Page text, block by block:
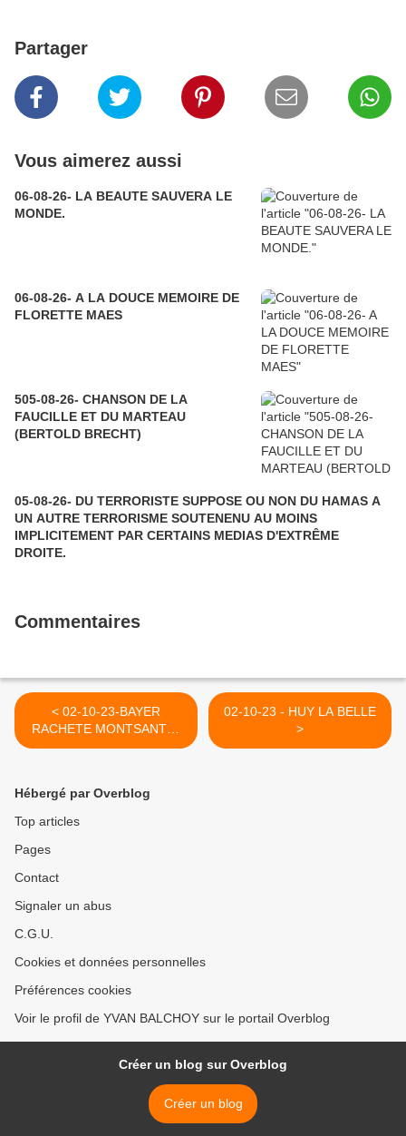
Partager
Vous aimerez aussi
06-08-26- LA BEAUTE SAUVERA LE
MONDE.
06-08-26- A LA DOUCE MEMOIRE DE
FLORETTE MAES
505-08-26- CHANSON DE LA
FAUCILLE ET DU MARTEAU
(BERTOLD BRECHT)
05-08-26- DU TERRORISTE SUPPOSE OU NON DU HAMAS A
UN AUTRE TERRORISME SOUTENENU AU MOINS
IMPLICITEMENT PAR CERTAINS MEDIAS D'EXTRÊME
DROITE.
Commentaires
< 02-10-23-BAYER
RACHETE MONTSANTO,
LA PESTE, LE CHOLERA.
SERONT PEUT-ETRE
EMPOISONNES
02-10-23 - HUY LA BELLE
>
Hébergé par Overblog
Top articles
Pages
Contact
Signaler un abus
C.G.U.
Cookies et données personnelles
Préférences cookies
Voir le profil de YVAN BALCHOY sur le portail Overblog
Créer un blog sur Overblog
Créer un blog